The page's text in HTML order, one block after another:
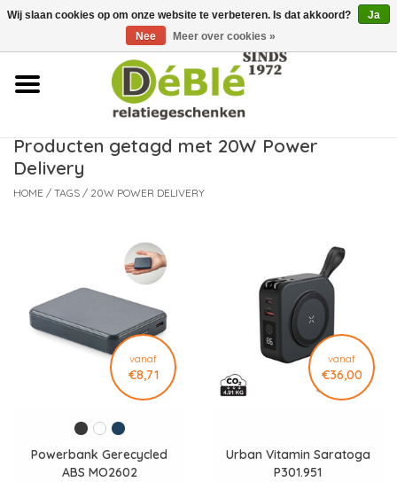
Over ons
Contact
Nieuws
Producten getagd met 20W Power
Delivery
HOME / TAGS / 20W POWER DELIVERY
vanaf
€8,71
Powerbank Gerecycled
ABS MO2602
vanaf
€36,00
Urban Vitamin Saratoga
P301.951
Wij slaan cookies op om onze website te verbeteren. Is dat akkoord?
Ja
Nee
Meer over cookies »